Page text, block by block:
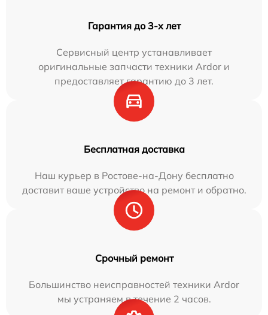
Гарантия до 3-х лет
Сервисный центр устанавливает
оригинальные запчасти техники Ardor и
предоставляет гарантию до 3 лет.
Бесплатная доставка
Наш курьер в Ростове-на-Дону бесплатно
доставит ваше устройство на ремонт и обратно.
Срочный ремонт
Большинство неисправностей техники Ardor
мы устраняем в течение 2 часов.